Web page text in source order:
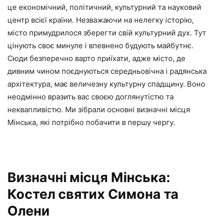
це економічний, політичний, культурний та науковий
центр всієї країни. Незважаючи на нелегку історію,
місто примудрилося зберегти свій культурний дух. Тут
цінують своє минуле і впевнено будують майбутнє.
Сюди безперечно варто приїхати, адже місто, де
дивним чином поєднуються середньовічна і радянська
архітектура, має величезну культурну спадщину. Воно
неодмінно вразить вас своєю доглянутістю та
неквапливістю. Ми зібрали основні визначні місця
Мінська, які потрібно побачити в першу чергу.
Визначні місця Мінська:
Костел святих Симона та
Олени